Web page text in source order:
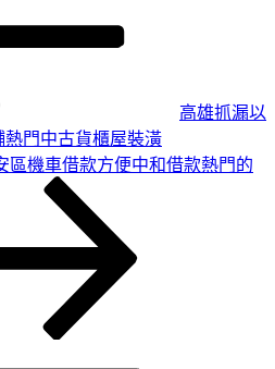
高雄抓漏以
門中古貨櫃屋裝潢
區機車借款方便中和借款熱門的